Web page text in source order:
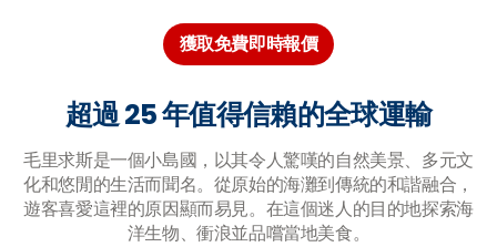
獲取免費即時報價
超過 25 年值得信賴的全球運輸
毛里求斯是一個小島國，以其令人驚嘆的自然美景、多元文
化和悠閒的生活而聞名。從原始的海灘到傳統的和諧融合，
遊客喜愛這裡的原因顯而易見。在這個迷人的目的地探索海
洋生物、衝浪並品嚐當地美食。